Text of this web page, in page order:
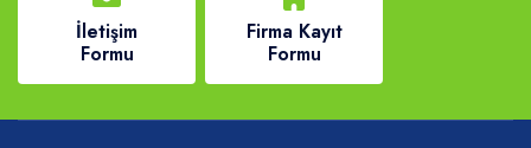
İletişim
Formu
Firma Kayıt
Formu